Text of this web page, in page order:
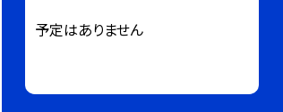
予定はありません